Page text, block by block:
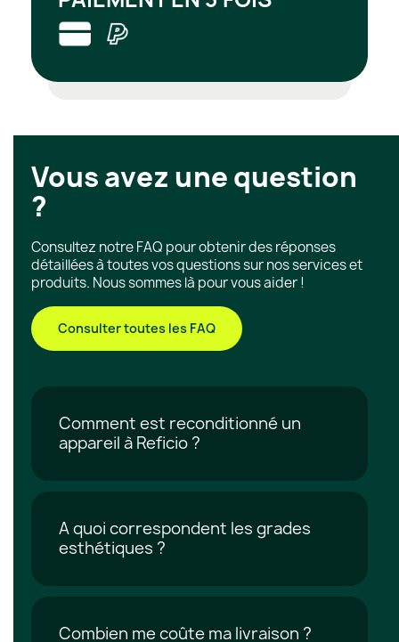
Vous avez une question
?
Consultez notre FAQ pour obtenir des réponses
détaillées à toutes vos questions sur nos services et
produits. Nous sommes là pour vous aider !
Consulter toutes les FAQ
Comment est reconditionné un
appareil à Reficio ?
A quoi correspondent les grades
esthétiques ?
Combien me coûte ma livraison ?